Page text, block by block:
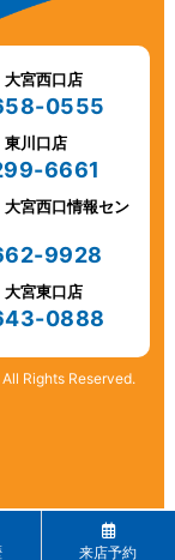
宮西口店
0555
川口店
6661
宮西口情報セン
9928
宮東口店
0888
Rights Reserved.
来店予約